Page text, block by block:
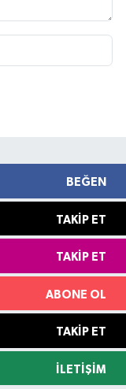
BEĞEN
TAKIP ET
TAKIP ET
ABONE OL
TAKIP ET
İLETIŞIM